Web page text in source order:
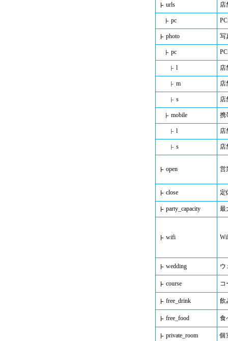
urls 店
pc
photo 写
pc
l 店
m 店
s 店
mobile 携
l 店
s 店
open 営
close 定
party_capacity 最
wifi
wedding ウ
course コ
free_drink 飲
free_food 食
private_room 個